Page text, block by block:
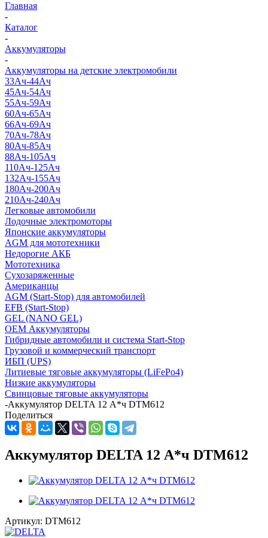
Главная
-
Каталог
-
Аккумуляторы
-
Аккумуляторы на детские электромобили
33Ач-44Ач
45Ач-54Ач
55Ач-59Ач
60Ач-65Ач
66Ач-69Ач
70Ач-78Ач
80Ач-85Ач
88Ач-105Ач
110Ач-125Ач
132Ач-155Ач
180Ач-200Ач
210Ач-240Ач
Легковые автомобили
Лодочные электромоторы
Японские аккумуляторы
AGM для мототехники
Недорогие АКБ
Мототехника
Сухозаряженные
Американцы
AGM (Start-Stop) для автомобилей
EFB (Start-Stop)
GEL (NANO GEL)
OEM Аккумуляторы
Гибридные автомобили и система Start-Stop
Грузовой и коммерческий транспорт
ИБП (UPS)
Литиевые тяговые аккумуляторы (LiFePo4)
Низкие аккумуляторы
Свинцовые тяговые аккумуляторы
-Аккумулятор DELTA 12 А*ч DTM612
Поделиться
Аккумулятор DELTA 12 А*ч DTM612
Артикул: DTM612